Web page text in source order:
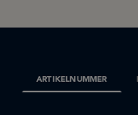
ARTIKELNUMMER